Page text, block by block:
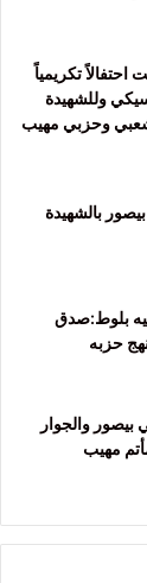
تكريمياً
وللشهيدة
شعبي وحزبي مهيب
بالشهيدة
بلوط:صدق
حزبه
والجوار
مهيب